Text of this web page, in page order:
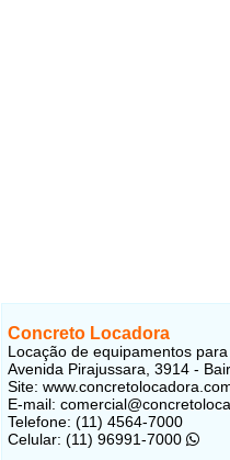
Concreto Locadora
Locação de equipamentos para
Avenida Pirajussara, 3914 -
Site:
E-mail:
Telefone: (11) 4564-7000
Celular: (11) 96991-7000